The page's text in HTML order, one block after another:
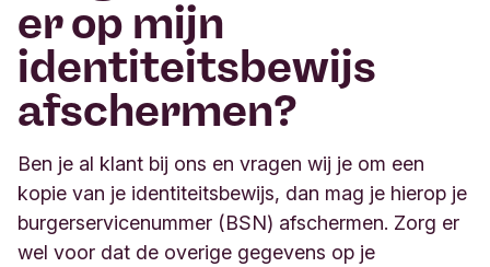
er op mijn
identiteitsbewijs
afschermen?
Ben je al klant bij ons en vragen wij je om een
kopie van je identiteitsbewijs, dan mag je hierop je
burgerservicenummer (BSN) afschermen. Zorg er
wel voor dat de overige gegevens op je